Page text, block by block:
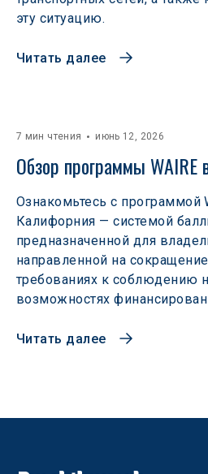
эту ситуацию.
Читать далее
7 мин чтения июнь 12, 2026
Обзор программы
Ознакомьтесь с программой
Калифорния — системой
предназначенной для
направленной на
требованиях к соблюдению
возможностях
Читать далее